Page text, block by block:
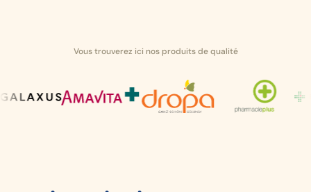
Vous trouverez ici nos produits de qualité